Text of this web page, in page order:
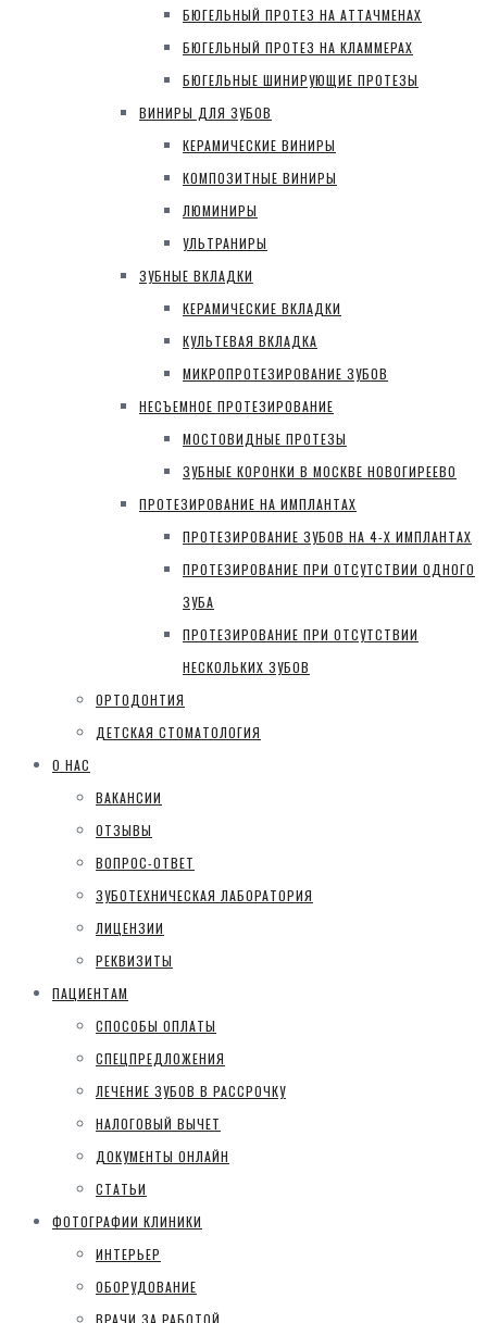
БЮГЕЛЬНЫЙ ПРОТЕЗ НА АТТАЧМЕНАХ
БЮГЕЛЬНЫЙ ПРОТЕЗ НА КЛАММЕРАХ
БЮГЕЛЬНЫЕ ШИНИРУЮЩИЕ ПРОТЕЗЫ
ВИНИРЫ ДЛЯ ЗУБОВ
КЕРАМИЧЕСКИЕ ВИНИРЫ
КОМПОЗИТНЫЕ ВИНИРЫ
ЛЮМИНИРЫ
УЛЬТРАНИРЫ
ЗУБНЫЕ ВКЛАДКИ
КЕРАМИЧЕСКИЕ ВКЛАДКИ
КУЛЬТЕВАЯ ВКЛАДКА
МИКРОПРОТЕЗИРОВАНИЕ ЗУБОВ
НЕСЪЕМНОЕ ПРОТЕЗИРОВАНИЕ
МОСТОВИДНЫЕ ПРОТЕЗЫ
ЗУБНЫЕ КОРОНКИ В МОСКВЕ НОВОГИРЕЕВО
ПРОТЕЗИРОВАНИЕ НА ИМПЛАНТАХ
ПРОТЕЗИРОВАНИЕ ЗУБОВ НА 4-Х ИМПЛАНТАХ
ПРОТЕЗИРОВАНИЕ ПРИ ОТСУТСТВИИ ОДНОГО
ЗУБА
ПРОТЕЗИРОВАНИЕ ПРИ ОТСУТСТВИИ
НЕСКОЛЬКИХ ЗУБОВ
ОРТОДОНТИЯ
ДЕТСКАЯ СТОМАТОЛОГИЯ
О НАС
ВАКАНСИИ
ОТЗЫВЫ
ВОПРОС-ОТВЕТ
ЗУБОТЕХНИЧЕСКАЯ ЛАБОРАТОРИЯ
ЛИЦЕНЗИИ
РЕКВИЗИТЫ
ПАЦИЕНТАМ
СПОСОБЫ ОПЛАТЫ
СПЕЦПРЕДЛОЖЕНИЯ
ЛЕЧЕНИЕ ЗУБОВ В РАССРОЧКУ
НАЛОГОВЫЙ ВЫЧЕТ
ДОКУМЕНТЫ ОНЛАЙН
СТАТЬИ
ФОТОГРАФИИ КЛИНИКИ
ИНТЕРЬЕР
ОБОРУДОВАНИЕ
ВРАЧИ ЗА РАБОТОЙ